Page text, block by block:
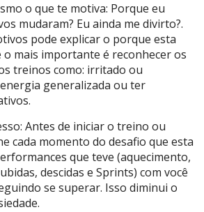
o que te motiva: Porque eu
mudaram? Eu ainda me divirto?.
pode explicar o porque esta
mais importante é reconhecer os
treinos como: irritado ou
generalizada ou ter
Antes de iniciar o treino ou
cada momento do desafio que esta
que teve (aquecimento,
descidas e Sprints) com você
se superar. Isso diminui o